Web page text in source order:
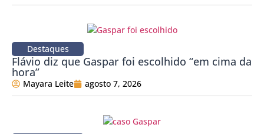
Destaques
Flávio diz que Gaspar foi escolhido “em cima da
hora”
Mayara Leite agosto 7, 2026